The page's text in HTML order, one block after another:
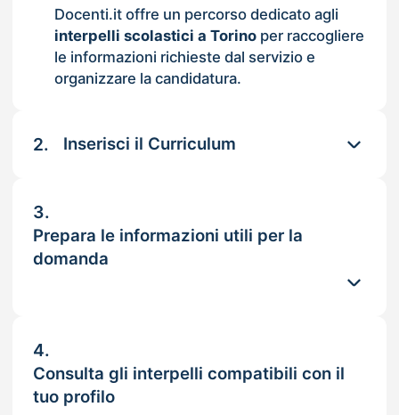
Docenti.it offre un percorso dedicato agli
interpelli scolastici a Torinoper raccogliere
le informazioni richieste dal servizio e
organizzare la candidatura.
2. Inserisci il Curriculum
3.
Prepara le informazioni utili per la
domanda
4.
Consulta gli interpelli compatibili con il
tuo profilo